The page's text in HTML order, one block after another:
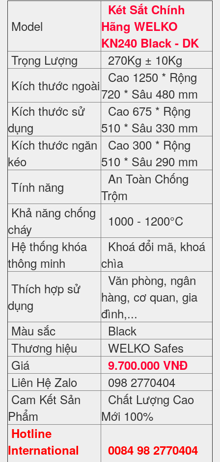
Model
Két Sắt Chính
Hãng WELKO
KN240 Black - DK
Trọng Lượng
270Kg ± 10Kg
Kích thước ngoài Cao 1250 * Rộng
720 * Sâu 480 mm
Kích thước sử
dụng
Cao 675 * Rộng
510 * Sâu 330 mm
Kích thước ngăn
kéo
Cao 300 * Rộng
510 * Sâu 290 mm
Tính năng
An Toàn Chống
Trộm
Khả năng chống
cháy
1000 - 1200°C
Hệ thống khóa
thông minh
Khoá đổi mã, khoá
chìa
Thích hợp sử
dụng
Văn phòng, ngân
hàng, cơ quan, gia
đình,...
Màu sắc
Black
Thương hiệu
WELKO Safes
Giá
9.700.000 VNĐ
Liên Hệ Zalo
098 2770404
Cam Kết Sản
Phẩm
Chất Lượng Cao
Mới 100%
Hotline
International
0084 98 2770404